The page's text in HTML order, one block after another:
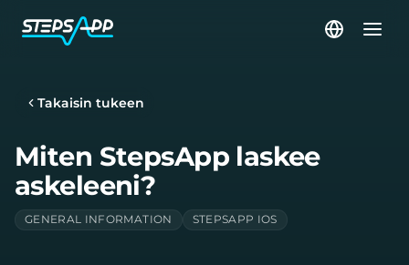
Takaisin tukeen
Miten StepsApp laskee
askeleeni?
GENERAL INFORMATION STEPSAPP IOS